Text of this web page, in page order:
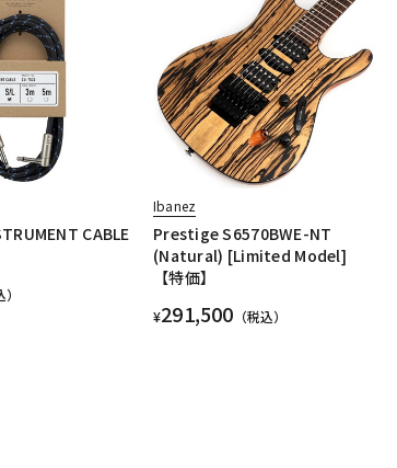
CABLE
Ibanez
Prestige S6570BWE-NT
(Natural) [Limited Model]
【特価】
¥291,500 （税込）